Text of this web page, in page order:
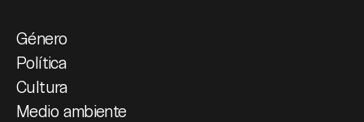
Género
Política
Cultura
Medio ambiente